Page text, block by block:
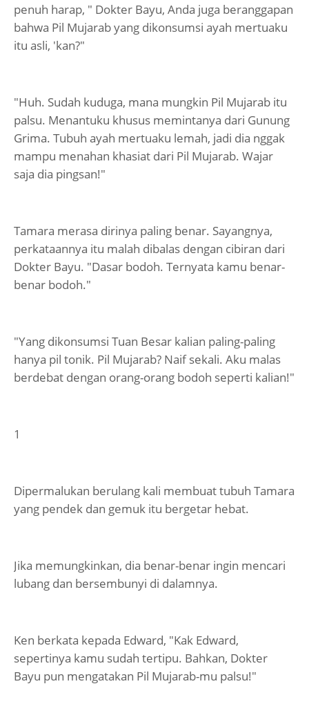
penuh harap, " Dokter Bayu, Anda juga beranggapan
bahwa Pil Mujarab yang dikonsumsi ayah mertuaku
itu asli, 'kan?"
"Huh. Sudah kuduga, mana mungkin Pil Mujarab itu
palsu. Menantuku khusus memintanya dari Gunung
Grima. Tubuh ayah mertuaku lemah, jadi dia nggak
mampu menahan khasiat dari Pil Mujarab. Wajar
saja dia pingsan!"
Tamara merasa dirinya paling benar. Sayangnya,
perkataannya itu malah dibalas dengan cibiran dari
Dokter Bayu. "Dasar bodoh. Ternyata kamu benar-
benar bodoh."
"Yang dikonsumsi Tuan Besar kalian paling-paling
hanya pil tonik. Pil Mujarab? Naif sekali. Aku malas
berdebat dengan orang-orang bodoh seperti kalian!"
1
Dipermalukan berulang kali membuat tubuh Tamara
yang pendek dan gemuk itu bergetar hebat.
Jika memungkinkan, dia benar-benar ingin mencari
lubang dan bersembunyi di dalamnya.
Ken berkata kepada Edward, "Kak Edward,
sepertinya kamu sudah tertipu. Bahkan, Dokter
Bayu pun mengatakan Pil Mujarab-mu palsu!"